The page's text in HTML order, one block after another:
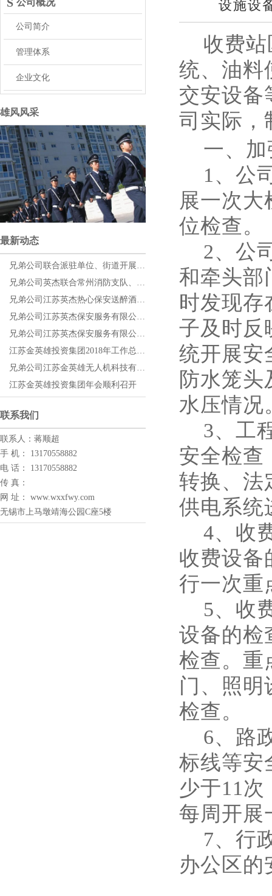
公司概况
公司简介
管理体系
企业文化
雄风风采
最新动态
兄弟公司联合派驻单位、街道开展消防演练
兄弟公司英杰联合常州消防支队、常州宝龙广场开展消防应急演练
兄弟公司江苏英杰热心保安送醉酒学生回校
兄弟公司江苏英杰保安服务有限公司积极奋战雨雪冰冻天气
兄弟公司江苏英杰保安服务有限公司积极参加“平安志愿者巡防队”让群众过个平安年
江苏金英雄投资集团2018年工作总结大会暨2019年年度工作计划大会顺利召开
兄弟公司江苏金英雄无人机科技有限公司承办“小小飞行梦”系列活动
江苏金英雄投资集团年会顺利召开
联系我们
联系人：蒋顺超
手 机： 13170558882
电 话： 13170558882
传 真：
网 址： www.wxxfwy.com
无锡市上马墩靖海公园C座5楼
设施设
收费站
统、油料
交安设备
司实际，
一、加
1、公
展一次
位检查。
2、公
和牵头部
时发现
子及时反
统开展安
防水笼
水压情况
3、工
安全检查
转换、法
供电系统
4、收
收费设备
行一次重
5、收
设备的检
检查。重
门、照明
检查。
6、路
标线等安
少于11
每周开
7、行
办公区的